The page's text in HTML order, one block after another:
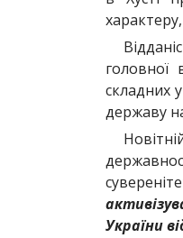
головної
складних
державу
України